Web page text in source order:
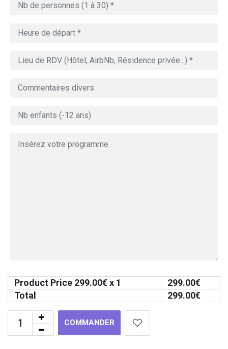
Product Price 299.00€ x 1 299.00€
Total
299.00€
COMMANDER